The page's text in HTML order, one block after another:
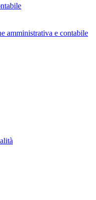
amministrativa e contabile